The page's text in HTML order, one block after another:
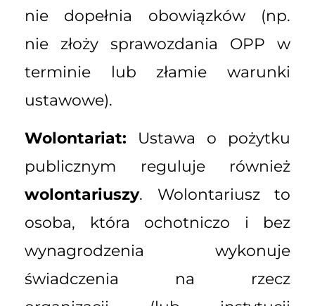
nie dopełnia obowiązków (np.
nie złoży sprawozdania OPP w
terminie lub złamie warunki
ustawowe).
Wolontariat: Ustawa o pożytku
publicznym reguluje również
wolontariuszy. Wolontariusz to
osoba, która ochotniczo i bez
wynagrodzenia wykonuje
świadczenia na rzecz